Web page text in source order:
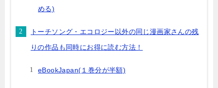
める)
トーチソング・エコロジー以外の同じ漫画家さんの残
りの作品も同時にお得に読む方法！
eBookJapan(１巻分が半額)